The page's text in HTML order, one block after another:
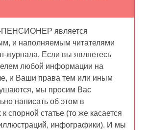
ПЕНСИОНЕР является
и наполняемым читателями
журнала. Если вы являетесь
любой информации на
и Ваши права тем или иным
мы просим Вас
написать об этом в
спорной статье (то же касается
инфографики). И мы